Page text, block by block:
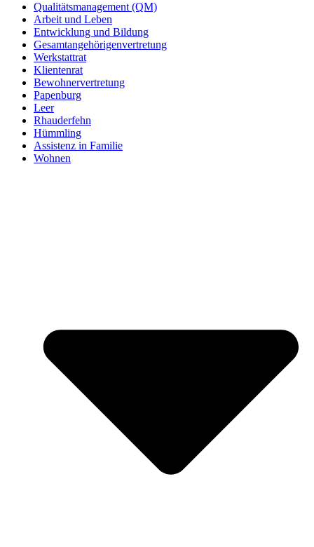
Qualitätsmanagement (QM)
Arbeit und Leben
Entwicklung und Bildung
Gesamtangehörigenvertretung
Werkstattrat
Klientenrat
Bewohnervertretung
Papenburg
Leer
Rhauderfehn
Hümmling
Assistenz in Familie
Wohnen